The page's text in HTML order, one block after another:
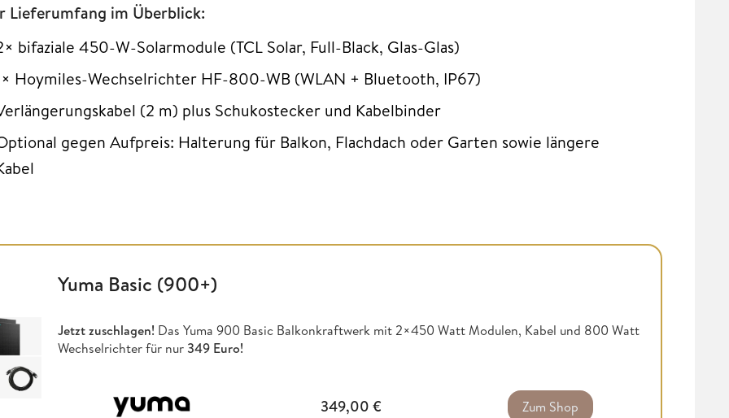
Lieferumfang im Überblick:
bifaziale 450-W-Solarmodule (TCL Solar, Full-Black, Glas-Glas)
Hoymiles-Wechselrichter HF-800-WB (WLAN + Bluetooth, IP67)
(2 m) plus Schukostecker und Kabelbinder
gegen Aufpreis: Halterung für Balkon, Flachdach oder Garten sowie längere
Yuma Basic (900+)
Jetzt zuschlagen! Das Yuma 900 Basic Balkonkraftwerk mit 2×450 Watt Modulen, Kabel und 800 Watt
Wechselrichter für nur 349 Euro!
349,00 € Zum Shop